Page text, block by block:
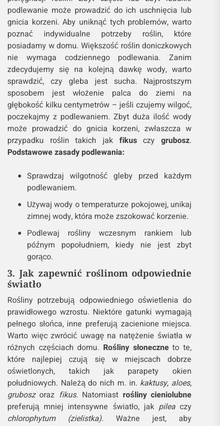
podlewanie może prowadzić do ich uschnięcia lub
gnicia korzeni. Aby uniknąć tych problemów, warto
poznać indywidualne potrzeby roślin, które
posiadamy w domu. Większość roślin doniczkowych
nie wymaga codziennego podlewania. Zanim
zdecydujemy się na kolejną dawkę wody, warto
sprawdzić, czy gleba jest sucha. Najprostszym
sposobem jest włożenie palca do ziemi na
głębokość kilku centymetrów – jeśli czujemy wilgoć,
poczekajmy z podlewaniem. Zbyt duża ilość wody
może prowadzić do gnicia korzeni, zwłaszcza w
przypadku roślin takich jak fikusczygrubosz.
Podstawowe zasady podlewania:
Sprawdzaj wilgotność gleby przed każdym
podlewaniem.
Używaj wody o temperaturze pokojowej, unikaj
zimnej wody, która może zszokować korzenie.
Podlewaj rośliny wczesnym rankiem lub
późnym popołudniem, kiedy nie jest zbyt
gorąco.
3. Jak zapewnić roślinom odpowiednie
światło
Rośliny potrzebują odpowiedniego oświetlenia do
prawidłowego wzrostu. Niektóre gatunki wymagają
pełnego słońca, inne preferują zacienione miejsca.
Warto więc zwrócić uwagę na natężenie światła w
różnych częściach domu. Rośliny słoneczneto te,
które najlepiej czują się w miejscach dobrze
oświetlonych, takich jak parapety okien
południowych. Należą do nich m. in. kaktusy, aloes,
gruboszoraz fikus. Natomiast rośliny cieniolubne
preferują mniej intensywne światło, jak pilea czy
chlorophytum (zielistka). Ważne jest, aby